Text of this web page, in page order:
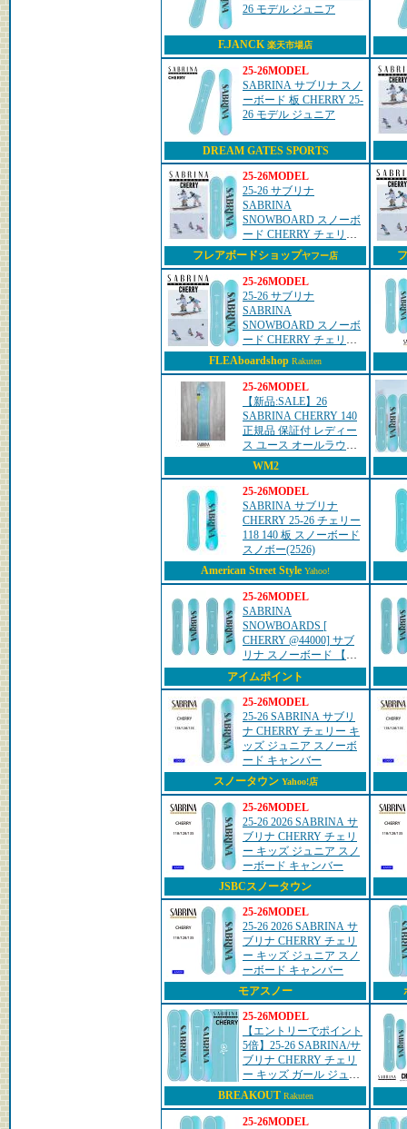
26 モデル ジュニア
F.JANCK楽天市場店
25-26MODEL
SABRINA サブリナ スノ
ーボード 板 CHERRY 25-
26 モデル ジュニア
DREAM GATES SPORTS
25-26MODEL
25-26 サブリナ
SABRINA
SNOWBOARD スノーボ
ード CHERRY チェリー
キッズ スノボ 板
ship1【返品種別
OUTLET】
フレアボードショップヤフー店
25-26MODEL
25-26 サブリナ
SABRINA
SNOWBOARD スノーボ
ード CHERRY チェリー
キッズ スノボ 板
ship1【返品種別
OUTLET】
FLEAboardshop Rakuten
25-26MODEL
【新品:SALE】26
SABRINA CHERRY 140
正規品 保証付 レディー
ス ユース オールラウン
ド スノーボード
WM2
25-26MODEL
SABRINA サブリナ
CHERRY 25-26 チェリー
118 140 板 スノーボード
スノボー(2526)
American Street Style Yahoo!
25-26MODEL
SABRINA
SNOWBOARDS [
CHERRY @44000] サブ
リナ スノーボード 【正
規代理店商品】【送料無
料】
アイムポイント
25-26MODEL
25-26 SABRINA サブリ
ナ CHERRY チェリー キ
ッズ ジュニア スノーボ
ード キャンバー
スノータウン Yahoo!店
25-26MODEL
25-26 2026 SABRINA サ
ブリナ CHERRY チェリ
ー キッズ ジュニア スノ
ーボード キャンバー
JSBCスノータウン
25-26MODEL
25-26 2026 SABRINA サ
ブリナ CHERRY チェリ
ー キッズ ジュニア スノ
ーボード キャンバー
モアスノー
25-26MODEL
【エントリーでポイント
5倍】25-26 SABRINA/サ
ブリナ CHERRY チェリ
ー キッズ ガール ジュニ
ア 子供 スノーボード パ
ーク グラトリ 板 2026 型
落ち
BREAKOUT Rakuten
25-26MODEL